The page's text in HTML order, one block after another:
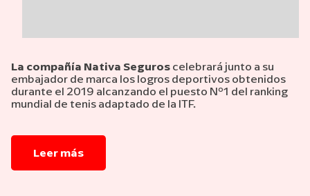
La compañía Nativa Seguroscelebrará junto a su
embajador de marca los logros deportivos obtenidos
durante el 2019 alcanzando el puesto Nº1 del ranking
mundial de tenis adaptado de la ITF.
Leer más